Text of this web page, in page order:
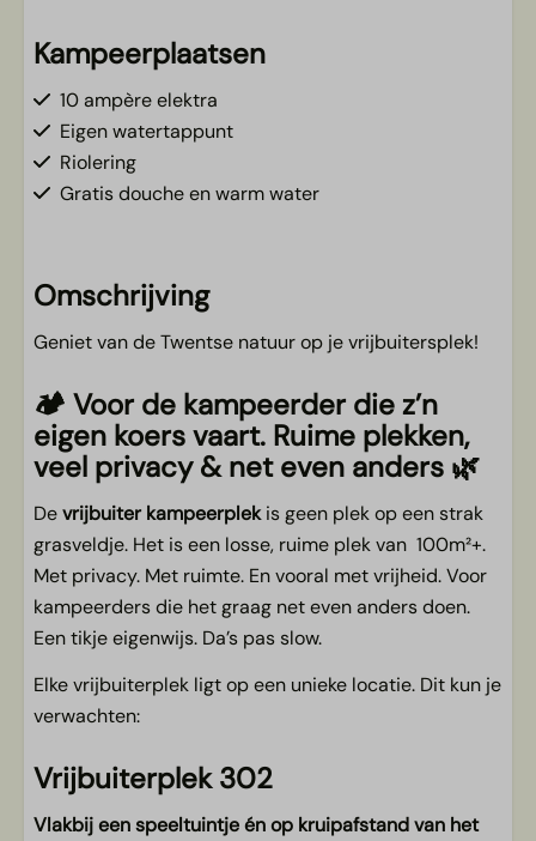
Kampeerplaatsen
10 ampère elektra
Eigen watertappunt
Riolering
Gratis douche en warm water
Omschrijving
Geniet van de Twentse natuur op je vrijbuitersplek!
🏕️ Voor de kampeerder die z’n
eigen koers vaart. Ruime plekken,
veel privacy & net even anders 🌿
Devrijbuiter kampeerplekis geen plek op een strak
grasveldje. Het is een losse, ruime plek van 100m²+.
Met privacy. Met ruimte. En vooral met vrijheid. Voor
kampeerders die het graag net even anders doen.
Een tikje eigenwijs. Da’s pas slow.
Elke vrijbuiterplek ligt op een unieke locatie. Dit kun je
verwachten:
Vrijbuiterplek 302
Vlakbij een speeltuintje én op kruipafstand van het